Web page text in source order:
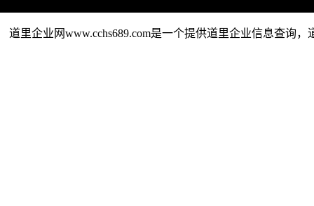
道里企业网www.cchs689.com是一个提供道里企业信息查询